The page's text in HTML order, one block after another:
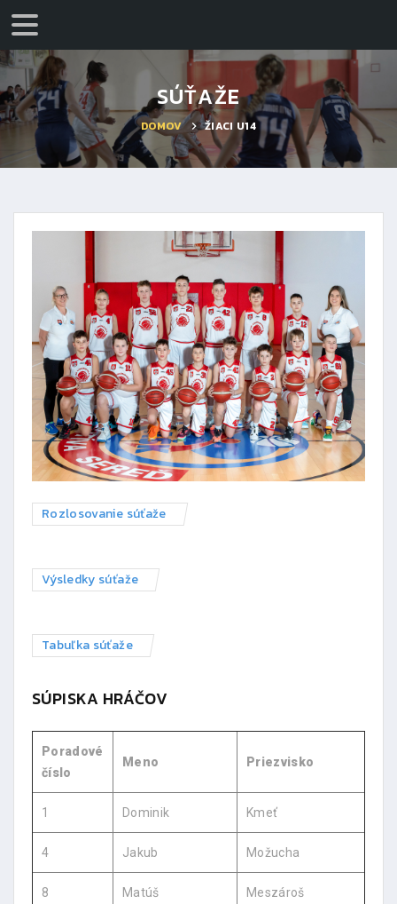
SÚŤAŽE
DOMOV ŽIACI U14
Rozlosovanie súťaže
Výsledky súťaže
Tabuľka súťaže
SÚPISKA HRÁČOV
Poradové
číslo
Meno Priezvisko
1 Dominik Kmeť
4 Jakub Možucha
8 Matúš Meszároš